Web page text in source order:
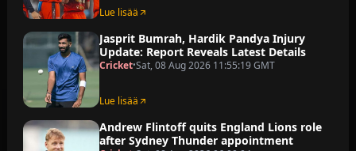
Lue lisää
Jasprit Bumrah, Hardik Pandya Injury
Update: Report Reveals Latest Details
Cricket•Sat, 08 Aug 2026 11:55:19 GMT
Lue lisää
Andrew Flintoff quits England Lions role
after Sydney Thunder appointment